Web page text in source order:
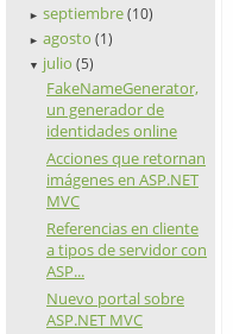
► septiembre (10)
► agosto (1)
▼ julio (5)
FakeNameGenerator,
un generador de
identidades online
Acciones que retornan
imágenes en ASP.NET
MVC
Referencias en cliente
a tipos de servidor con
ASP...
Nuevo portal sobre
ASP.NET MVC